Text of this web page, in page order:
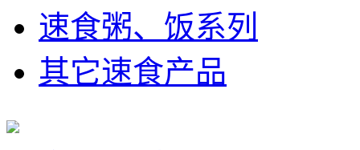
速食粥、饭系列
其它速食产品